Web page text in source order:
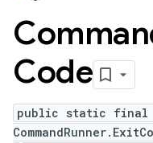
Code
public static final